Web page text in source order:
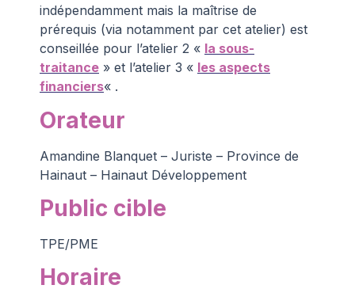
indépendamment mais la maîtrise de
prérequis (via notamment par cet atelier) est
conseillée pour l’atelier 2 « la sous-
traitance » et l’atelier 3 « les aspects
financiers« .
Orateur
Amandine Blanquet – Juriste – Province de
Hainaut – Hainaut Développement
Public cible
TPE/PME
Horaire